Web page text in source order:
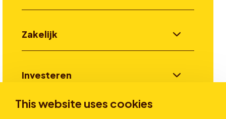
This website uses cookies
Zakelijk
Investeren